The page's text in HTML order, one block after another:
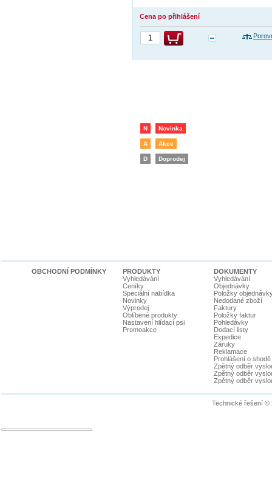
Cena po přihlášení
N Novinka
A Akce
D Doprodej
OBCHODNÍ PODMÍNKY
PRODUKTY
Vyhledávání
Ceníky
Speciální nabídka
Novinky
Výprodej
Oblíbené produkty
Nastavení hlídací psi
Promoakce
DOKUMENTY
Vyhledávání
Objednávky
Položky
Nedodané zboží
Faktury
Položky faktur
Pohledávky
Dodací listy
Expedice
Záruky
Reklamace
Prohlášení o shodě
Zpětný odběr
Zpětný odběr
Zpětný odběr
Technické řešení ©